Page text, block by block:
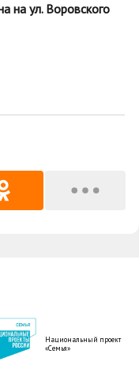
на ул. Воровского
Национальный проект
«Семья»